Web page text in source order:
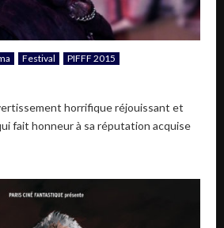
Festival PIFFF 2015
horrifique réjouissant et
fait honneur à sa réputation acquise